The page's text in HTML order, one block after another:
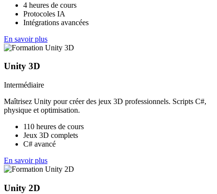
4 heures de cours
Protocoles IA
Intégrations avancées
En savoir plus
Unity 3D
Intermédiaire
Maîtrisez Unity pour créer des jeux 3D professionnels. Scripts C#,
physique et optimisation.
110 heures de cours
Jeux 3D complets
C# avancé
En savoir plus
Unity 2D